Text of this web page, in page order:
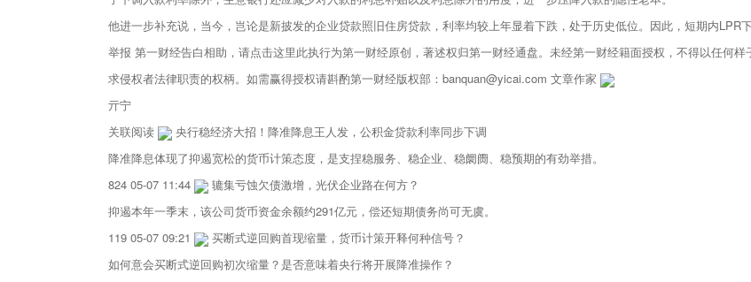
他进一步补充说，当今，岂论是新披发的企业贷款照旧住房贷款，利率均较上年显着下跌，处于历史低位。因此，短期内LPR
举报 第一财经告白相助，请点击这里此执行为第一财经原创，著述权归第一财经通盘。未经第一财经籍面授权，不得以任何
求侵权者法律职责的权柄。如需赢得授权请斟酌第一财经版权部：banquan@yicai.com 文章作家
亓宁
关联阅读
央行稳经济大招！降准降息王人发，公积金贷款利率同步下调
降准降息体现了抑遏宽松的货币计策态度，是支捏稳服务、稳企业、稳阛阓、稳预期的有劲举措。
824 05-07 11:44
辘集亏蚀欠债激增，光伏企业路在何方？
抑遏本年一季末，该公司货币资金余额约291亿元，偿还短期债务尚可无虞。
119 05-07 09:21
买断式逆回购首现缩量，货币计策开释何种信号？
如何意会买断式逆回购初次缩量？是否意味着央行将开展降准操作？